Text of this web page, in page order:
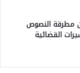
مطرقة النصوص
القضائية